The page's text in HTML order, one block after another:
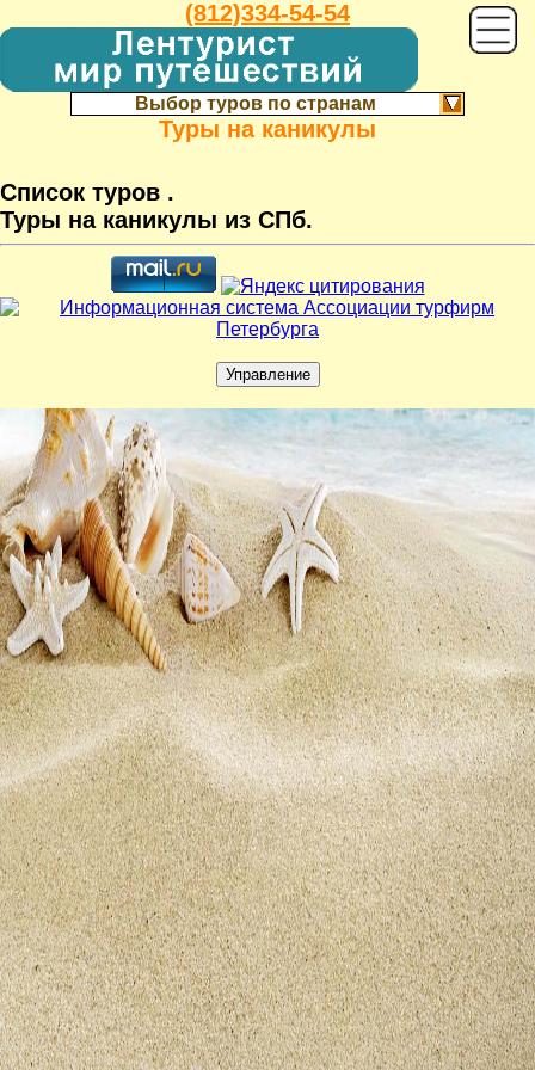
(812)334-54-54
Выбор туров по странам
Туры на каникулы
Список туров .
Туры на каникулы из СПб.